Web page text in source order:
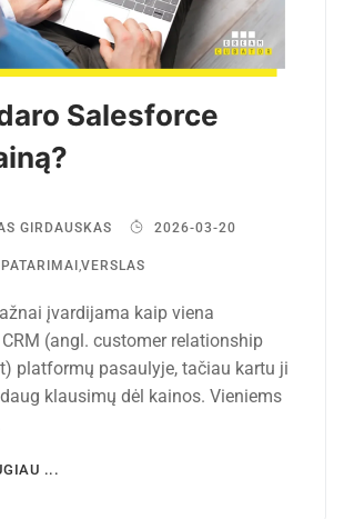
Salesforce
GIRDAUSKAS 2026-03-20
,VERSLAS
įvardijama kaip viena
(angl. customer relationship
platformų pasaulyje, tačiau kartu ji
klausimų dėl kainos. Vieniems
...